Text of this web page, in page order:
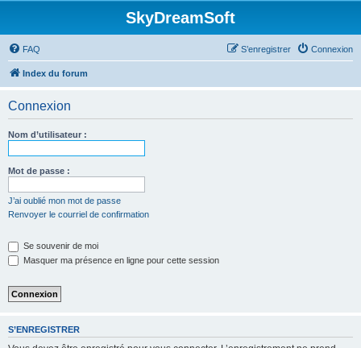
SkyDreamSoft
FAQ Connexion
S’enregistrer
Index du forum
Connexion
Nom d’utilisateur :
Mot de passe :
J’ai oublié mon mot de passe
Renvoyer le courriel de confirmation
Se souvenir de moi
Masquer ma présence en ligne pour cette session
S’ENREGISTRER